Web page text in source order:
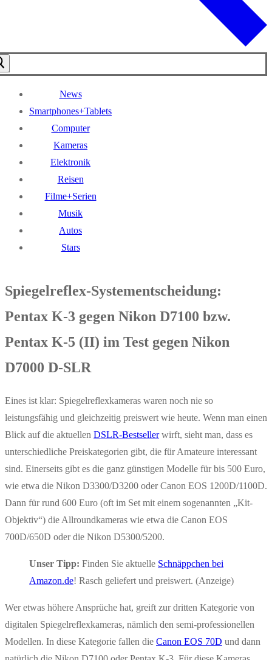
News
Smartphones+Tablets
Computer
Kameras
Elektronik
Reisen
Filme+Serien
Musik
Autos
Stars
Spiegelreflex-Systementscheidung:
Pentax K-3 gegen Nikon D7100 bzw.
Pentax K-5 (II) im Test gegen Nikon
D7000 D-SLR
Eines ist klar: Spiegelreflexkameras waren noch nie so
leistungsfähig und gleichzeitig preiswert wie heute. Wenn man einen
Blick auf die aktuellen DSLR-Bestsellerwirft, sieht man, dass es
unterschiedliche Preiskategorien gibt, die für Amateure interessant
sind. Einerseits gibt es die ganz günstigen Modelle für bis 500 Euro,
wie etwa die Nikon D3300/D3200 oder Canon EOS 1200D/1100D.
Dann für rund 600 Euro (oft im Set mit einem sogenannten „Kit-
Objektiv“) die Allroundkameras wie etwa die Canon EOS
700D/650D oder die Nikon D5300/5200.
Unser Tipp: Finden Sie aktuelle Schnäppchen bei
Amazon.de! Rasch geliefert und preiswert. (Anzeige)
Wer etwas höhere Ansprüche hat, greift zur dritten Kategorie von
digitalen Spiegelreflexkameras, nämlich den semi-professionellen
Modellen. In diese Kategorie fallen die Canon EOS 70D und dann